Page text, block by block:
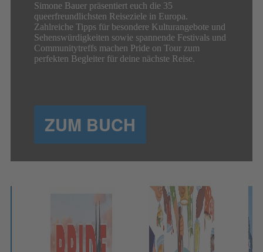
Simone Bauer präsentiert euch die 35
queerfreundlichsten Reiseziele in Europa.
Zahlreiche Tipps für besondere Kulturangebote und
Sehenswürdigkeiten sowie spannende Festivals und
Communitytreffs machen Pride on Tour zum
perfekten Begleiter für deine nächste Reise.
ZUM BUCH